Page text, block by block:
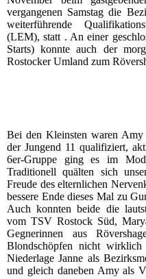
vergangenen Samstag die
weiterführende
(LEM), statt . An einer
Starts) konnte auch der
Rostocker Umland zum
Bei den Kleinsten waren
der Jungend 11 qualifiziert,
6er-Gruppe ging es im
Traditionell quälten sich
Freude des elternlichen
bessere Ende dieses Mal zu
Auch konnten beide die
vom TSV Rostock Süd,
Gegnerinnen aus
Blondschöpfen nicht
Niederlage Janne als
und gleich daneben Amy als